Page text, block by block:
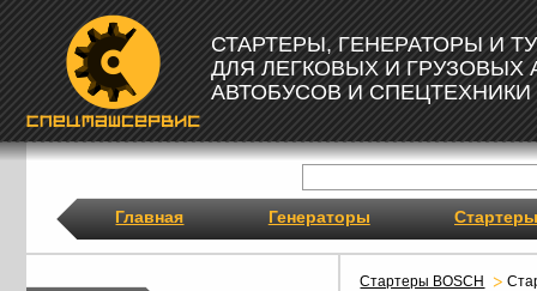
СТАРТЕРЫ, ГЕНЕРАТОРЫ И
ДЛЯ ЛЕГКОВЫХ И ГРУЗОВЫХ
АВТОБУСОВ И СПЕЦТЕХНИКИ
Главная Генераторы Стартеры
Стартеры BOSCH